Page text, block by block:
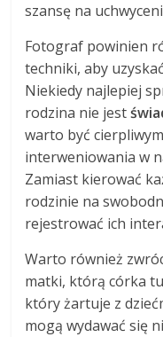
szansę na
Fotograf powinien
techniki, aby
Niekiedy najlepiej
rodzina nie jest
warto być
interweniowania w
Zamiast kierować
rodzinie na
rejestrować ich
Warto również
matki, którą córka
który żartuje z
mogą wydawać się